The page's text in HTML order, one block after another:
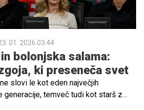
01. 2026 03.44
bolonjska salama:
ki preseneča svet
slovi le kot eden največjih
generacije, temveč tudi kot starš z